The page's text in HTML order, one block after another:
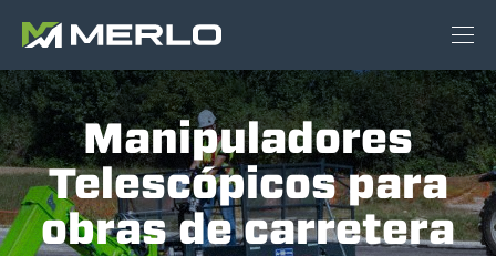
Manipuladores
Telescópicos para
obras de carretera